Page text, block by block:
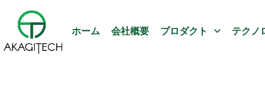
ホーム 会社概要 プロダクト テクノ